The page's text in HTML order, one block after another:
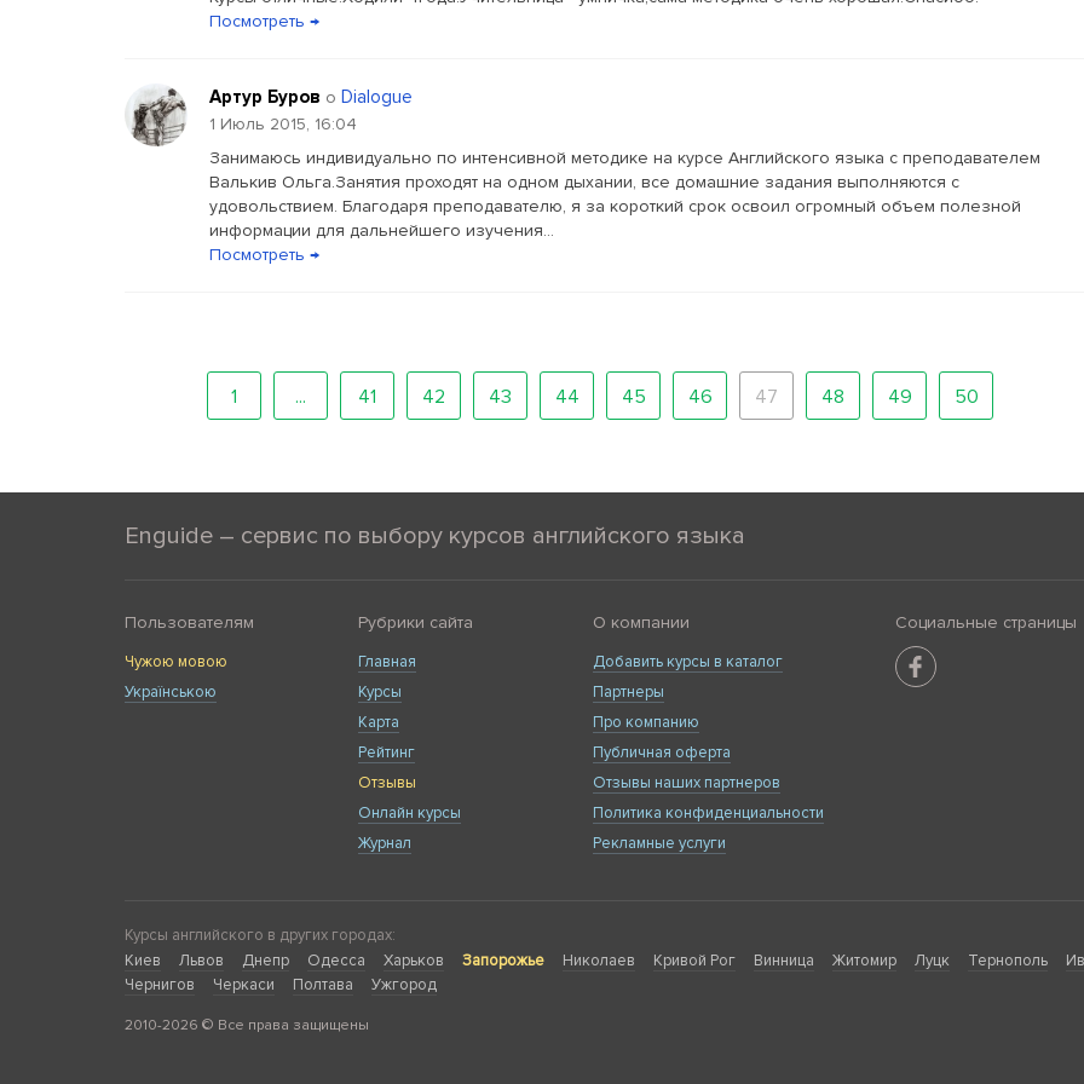
Посмотреть →
Артур Буров о Dialogue
1 Июль 2015, 16:04
Занимаюсь индивидуально по интенсивной методике на курсе Английского языка с преподавателем
Валькив Ольга.Занятия проходят на одном дыхании, все домашние задания выполняются с
удовольствием. Благодаря преподавателю, я за короткий срок освоил огромный объем полезной
информации для дальнейшего изучения...
Посмотреть →
1 ... 41 42 43 44 45 46 47 48 49 50
Enguide – сервис по выбору курсов английского языка
Пользователям
Чужою мовою
Українською
Рубрики сайта
Главная
Курсы
Карта
Рейтинг
Отзывы
Онлайн курсы
Журнал
О компании
Добавить курсы в каталог
Партнеры
Про компанию
Публичная оферта
Отзывы наших партнеров
Политика конфиденциальности
Рекламные услуги
Социальные страницы
Курсы английского в других городах:
Киев
Львов Днепр Одесса Харьков Запорожье Николаев Кривой Рог Винница Житомир Луцк Тернополь
Чернигов
Черкаси Полтава Ужгород
2010-2026 © Все права защищены